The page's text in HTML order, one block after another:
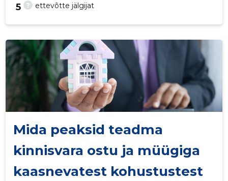
? ettevõtte jälgijat
5
Mida peaksid teadma
kinnisvara ostu ja müügiga
kaasnevatest kohustustest